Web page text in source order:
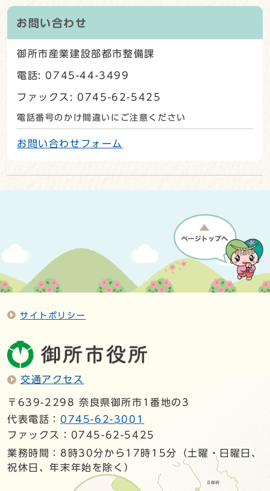
お問い合わせ
御所市産業建設部都市整備課
電話: 0745-44-3499
ファックス: 0745-62-5425
電話番号のかけ間違いにご注意ください
お問い合わせフォーム
サイトポリシー
交通アクセス
〒639-2298 奈良県御所市1番地の3
代表電話： 0745-62-3001
ファックス：0745-62-5425
業務時間：8時30分から17時15分（土曜・日曜日、
祝休日、年末年始を除く）